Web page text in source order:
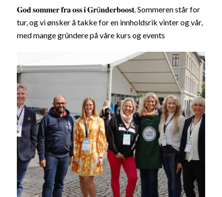
𝐆𝐨𝐝 𝐬𝐨𝐦𝐦𝐞𝐫 𝐟𝐫𝐚 𝐨𝐬𝐬 𝐢 𝐆𝐫ü𝐧𝐝𝐞𝐫𝐛𝐨𝐨𝐬𝐭. Sommeren står for
tur, og vi ønsker å takke for en innholdsrik vinter og vår,
med mange gründere på våre kurs og events